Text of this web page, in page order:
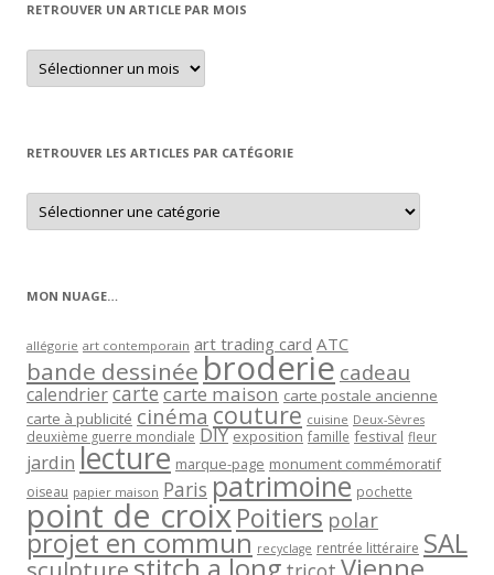
RETROUVER UN ARTICLE PAR MOIS
Retrouver
un
article
RETROUVER LES ARTICLES PAR CATÉGORIE
Retrouver
les
articles
MON NUAGE…
allégorie art contemporain art trading card ATC
bande dessinée broderie cadeau
calendriercartecarte maison carte postale ancienne
carte à publicité cinéma couture cuisine Deux-Sèvres
deuxième guerre mondiale DIY exposition famille festival fleur
jardin lecture marque-page monument commémoratif
oiseau papier maison Paris patrimoine pochette
point de croixPoitiers polar
projet en commun recyclage rentrée littéraire SAL